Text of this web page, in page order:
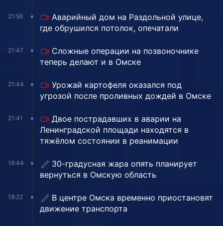
21:56
Аварийный дом на Раздольной улице,
где обрушился потолок, опечатали
21:47
Сложные операции на позвоночнике
теперь делают и в Омске
21:44
Урожай картофеля оказался под
угрозой после проливных дождей в Омске
21:41
Двое пострадавших в аварии на
Ленинградской площади находятся в
тяжёлом состоянии в реанимации
19:44
30-градусная жара опять планирует
вернуться в Омскую область
18:22
В центре Омска временно приостановят
движение транспорта